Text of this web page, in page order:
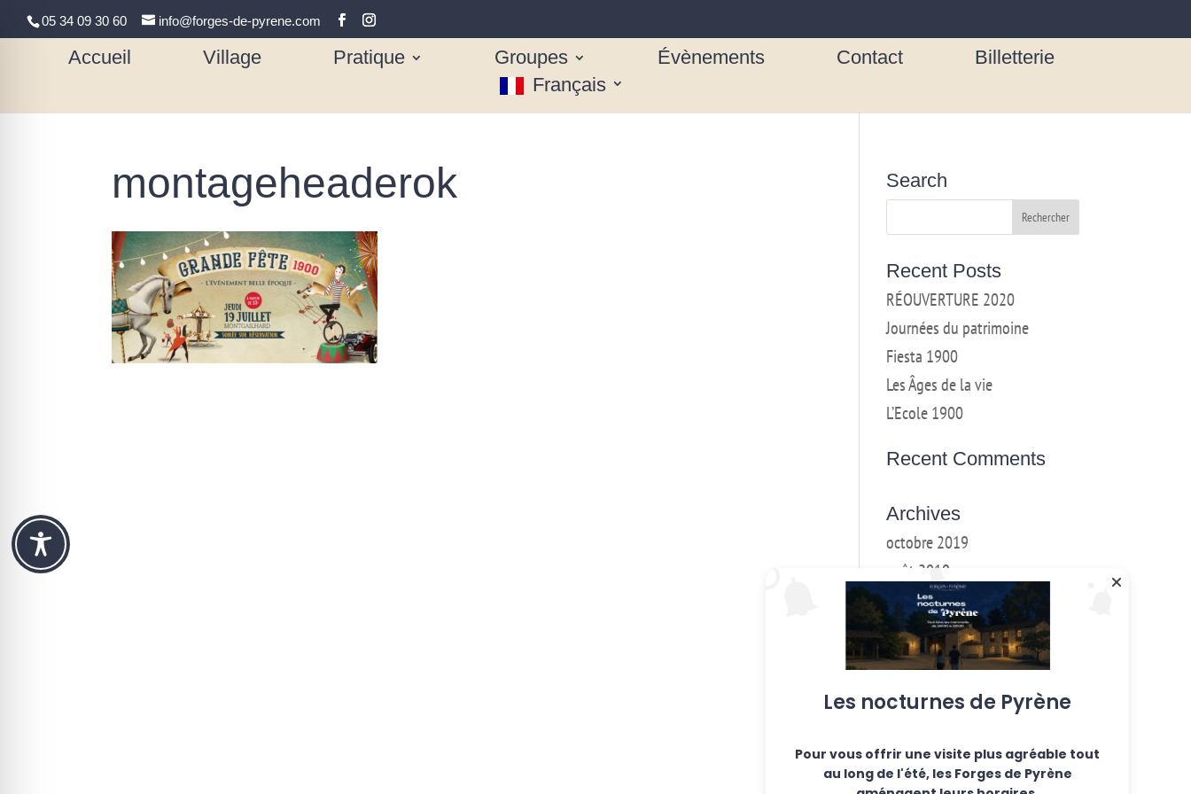
05 34 09 30 60 info@forges-de-pyrene.com
Accueil Village Pratique Groupes Évènements Contact
Billetterie
Français
montageheaderok Search
Recent Posts
RÉOUVERTURE 2020
Journées du patrimoine
Fiesta 1900
Les Âges de la vie
L’Ecole 1900
Recent Comments
Archives
octobre 2019
août 2019
mai 2019
mars 2018
février 2018
décembre 2016
Categories
Ateliers hebdo
Les nocturnes de Pyrène
Pour vous offrir une visite plus agréable tout
au long de l'été, les Forges de Pyrène